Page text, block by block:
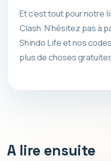
Et c’est tout pour notre
Clash. N’hésitez pas à
Shindo Life et nos
plus de choses
A lire ensuite